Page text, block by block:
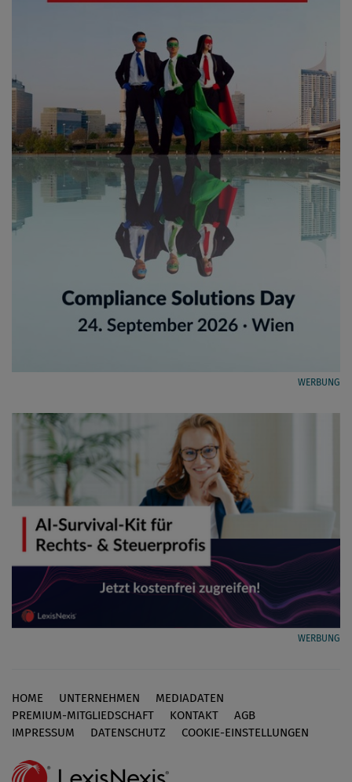
WERBUNG
WERBUNG
Footer
HOME UNTERNEHMEN
MEDIADATEN
PREMIUM-MITGLIEDSCHAFT
KONTAKT
AGB
IMPRESSUM
DATENSCHUTZ COOKIE-EINSTELLUNGEN